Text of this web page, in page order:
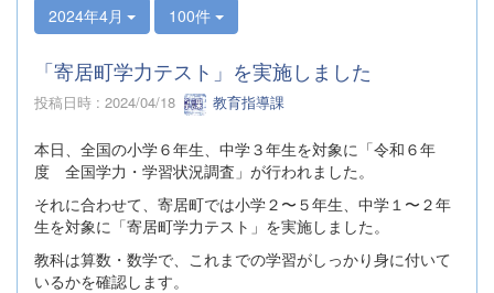
2024年4月 100件
「寄居町学力テスト」を実施しました
投稿日時 : 2024/04/18 教育指導課
本日、全国の小学６年生、中学３年生を対象に「令和６年
度 全国学力・学習状況調査」が行われました。
それに合わせて、寄居町では小学２〜５年生、中学１〜２年
生を対象に「寄居町学力テスト」を実施しました。
教科は算数・数学で、これまでの学習がしっかり身に付いて
いるかを確認します。